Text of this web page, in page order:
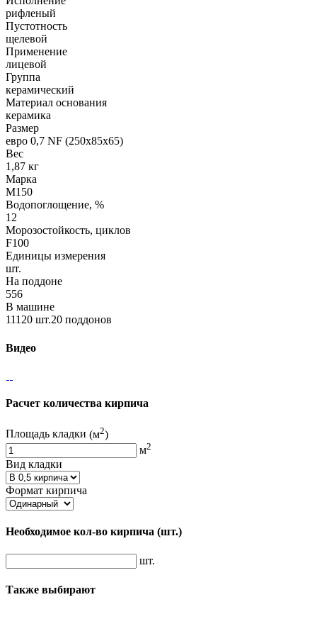
рифленый
Пустотность
щелевой
Применение
лицевой
Группа
керамический
Материал основания
керамика
Размер
евро 0,7 NF (250х85х65)
Вес
1,87 кг
Марка
М150
Водопоглощение, %
12
Морозостойкость, циклов
F100
Единицы измерения
шт.
На поддоне
556
В машине
11120 шт.20 поддонов
Видео
Расчет количества кирпича
Площадь кладки (м2)
м2
Вид кладки
Формат кирпича
Необходимое кол-во кирпича (шт.)
шт.
Также выбирают